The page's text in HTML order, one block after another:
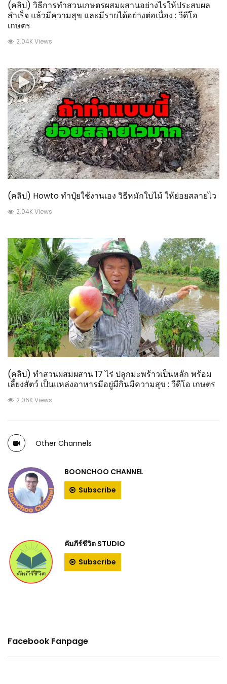
(คลิป) วิธีการทำสวนเกษตรผสมผสานอย่างไรให้ประสบผล
สำเร็จ แล้วมีความสุข และมีรายได้อย่างต่อเนื่อง : วีดีโอ
เกษตร
2.04K Views
(คลิป) Howto ทำปุ๋ยใช้งานเอง วิธีหมักใบไม้ ให้ย่อยสลายไว
2.04K Views
(คลิป) ทำสวนผสมผสาน 17 ไร่ ปลูกมะพร้าวเป็นหลัก พร้อม
เลี้ยงสัตว์ เป็นแหล่งอาหารมีอยู่มีกินมีความสุข : วีดีโอ เกษตร
2.06K Views
Other Channels
BOONCHOO CHANNEL
Subscribe
คัมภีร์ชีวิต STUDIO
Subscribe
Facebook Fanpage